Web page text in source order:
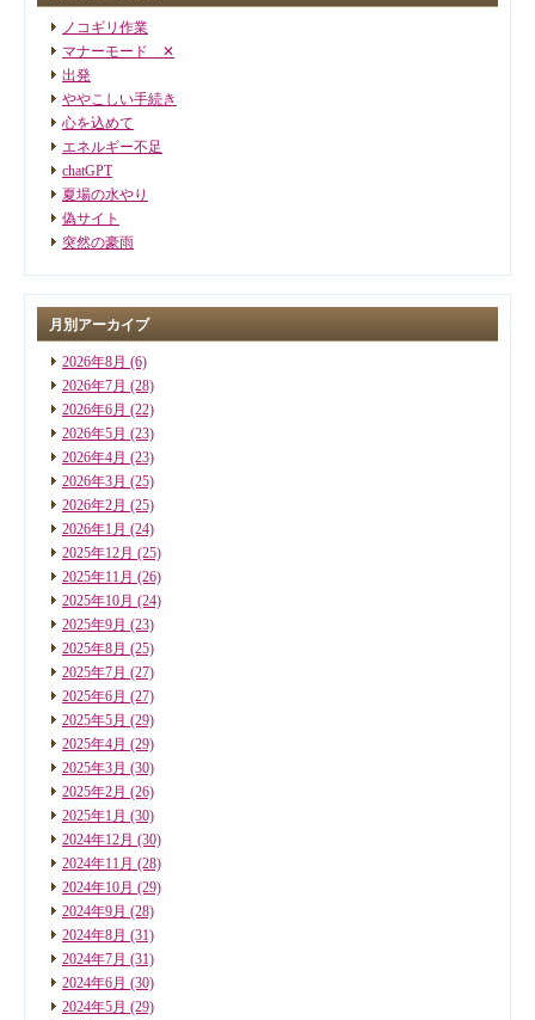
ノコギリ作業
マナーモード ✕
出発
ややこしい手続き
心を込めて
エネルギー不足
chatGPT
夏場の水やり
偽サイト
突然の豪雨
月別アーカイブ
2026年8月 (6)
2026年7月 (28)
2026年6月 (22)
2026年5月 (23)
2026年4月 (23)
2026年3月 (25)
2026年2月 (25)
2026年1月 (24)
2025年12月 (25)
2025年11月 (26)
2025年10月 (24)
2025年9月 (23)
2025年8月 (25)
2025年7月 (27)
2025年6月 (27)
2025年5月 (29)
2025年4月 (29)
2025年3月 (30)
2025年2月 (26)
2025年1月 (30)
2024年12月 (30)
2024年11月 (28)
2024年10月 (29)
2024年9月 (28)
2024年8月 (31)
2024年7月 (31)
2024年6月 (30)
2024年5月 (29)